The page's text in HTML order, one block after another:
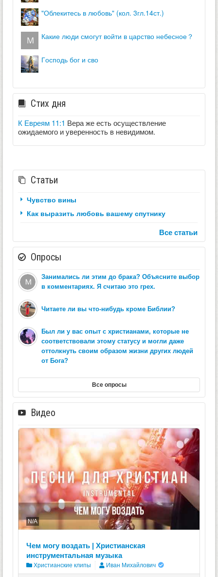
"облекитесь в любовь" (кол. 3гл.14ст.)
какие люди смогут войти в царство небесное？
господь бог и сво
Стих дня
К Евреям 11:1 Вера же есть осуществление
ожидаемого и уверенность в невидимом.
Статьи
Чувство вины
Как выразить любовь вашему спутнику
Все статьи
Опросы
Занимались ли этим до брака? Объясните выбор
в комментариях. Я считаю это грех.
Читаете ли вы что-нибудь кроме Библии?
Был ли у вас опыт с христианами, которые не
соответствовали этому статусу и могли даже
оттолкнуть своим образом жизни других людей
от Бога?
Все опросы
Видео
N/A
Чем могу воздать | Христианская
инструментальная музыка
Христианские клипы Иван Михайлович